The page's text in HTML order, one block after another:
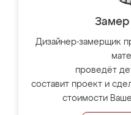
Замер
Дизайнер-замерщик
проведёт
составит проект и
стоимости